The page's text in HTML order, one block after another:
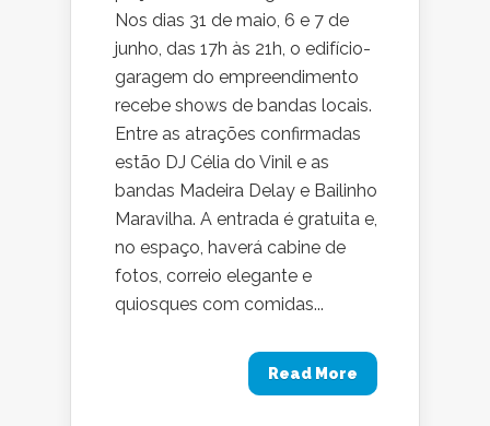
Nos dias 31 de maio, 6 e 7 de
junho, das 17h às 21h, o edifício-
garagem do empreendimento
recebe shows de bandas locais.
Entre as atrações confirmadas
estão DJ Célia do Vinil e as
bandas Madeira Delay e Bailinho
Maravilha. A entrada é gratuita e,
no espaço, haverá cabine de
fotos, correio elegante e
quiosques com comidas...
Read More